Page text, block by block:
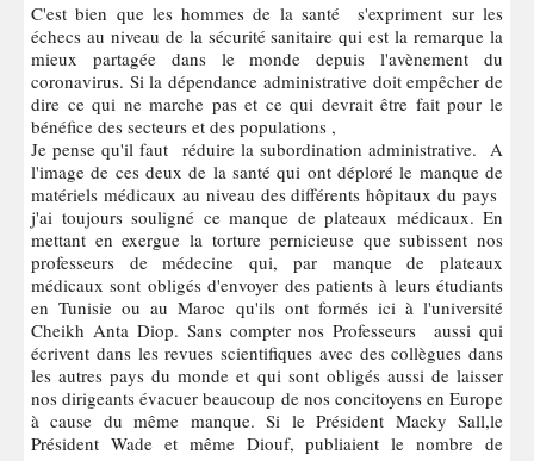
C'est bien que les hommes de la santé s'expriment sur les
échecs au niveau de la sécurité sanitaire qui est la remarque la
mieux partagée dans le monde depuis l'avènement du
coronavirus. Si la dépendance administrative doit empêcher de
dire ce qui ne marche pas et ce qui devrait être fait pour le
bénéfice des secteurs et des populations ,
Je pense qu'il faut réduire la subordination administrative. A
l'image de ces deux de la santé qui ont déploré le manque de
matériels médicaux au niveau des différents hôpitaux du pays
j'ai toujours souligné ce manque de plateaux médicaux. En
mettant en exergue la torture pernicieuse que subissent nos
professeurs de médecine qui, par manque de plateaux
médicaux sont obligés d'envoyer des patients à leurs étudiants
en Tunisie ou au Maroc qu'ils ont formés ici à l'université
Cheikh Anta Diop. Sans compter nos Professeurs aussi qui
écrivent dans les revues scientifiques avec des collègues dans
les autres pays du monde et qui sont obligés aussi de laisser
nos dirigeants évacuer beaucoup de nos concitoyens en Europe
à cause du même manque. Si le Président Macky Sall,le
Président Wade et même Diouf, publiaient le nombre de